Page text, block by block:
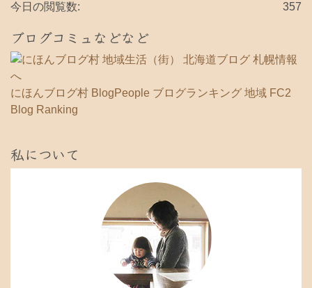
357
今日の閲覧数:
ブログコミュなどなど
にほんブログ村 BlogPeople ブログランキング 地域 FC2
Blog Ranking
私について